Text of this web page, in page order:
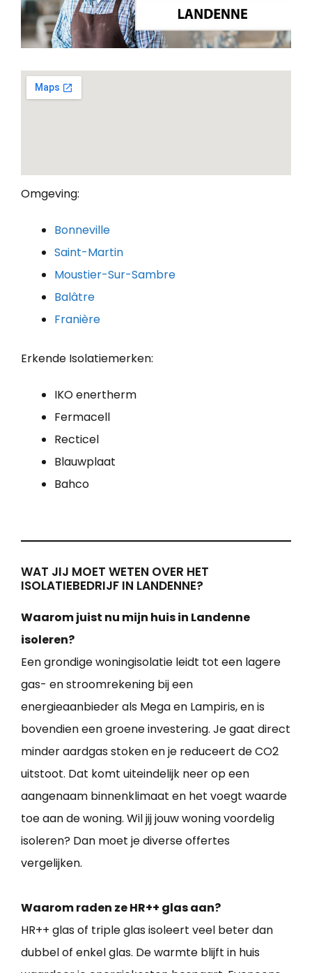
Omgeving:
Bonneville
Saint-Martin
Moustier-Sur-Sambre
Balâtre
Franière
Erkende Isolatiemerken:
IKO enertherm
Fermacell
Recticel
Blauwplaat
Bahco
WAT JIJ MOET WETEN OVER HET
ISOLATIEBEDRIJF IN LANDENNE?
Waarom juist nu mijn huis in Landenne
isoleren?
Een grondige woningisolatie leidt tot een lagere
gas- en stroomrekening bij een
energieaanbieder als Mega en Lampiris, en is
bovendien een groene investering. Je gaat direct
minder aardgas stoken en je reduceert de CO2
uitstoot. Dat komt uiteindelijk neer op een
aangenaam binnenklimaat en het voegt waarde
toe aan de woning. Wil jij jouw woning voordelig
isoleren? Dan moet je diverse offertes
vergelijken.
Waarom raden ze HR++ glas aan?
HR++ glas of triple glas isoleert veel beter dan
dubbel of enkel glas. De warmte blijft in huis